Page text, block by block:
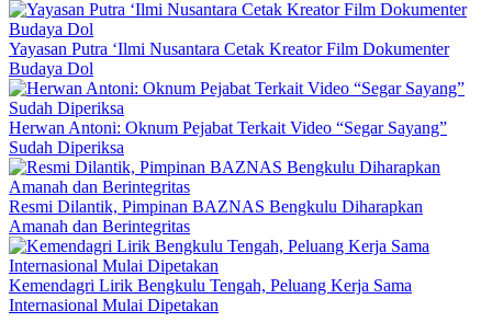
Yayasan Putra ‘Ilmi Nusantara Cetak Kreator Film Dokumenter
Budaya Dol
Herwan Antoni: Oknum Pejabat Terkait Video “Segar Sayang”
Sudah Diperiksa
Resmi Dilantik, Pimpinan BAZNAS Bengkulu Diharapkan
Amanah dan Berintegritas
Kemendagri Lirik Bengkulu Tengah, Peluang Kerja Sama
Internasional Mulai Dipetakan